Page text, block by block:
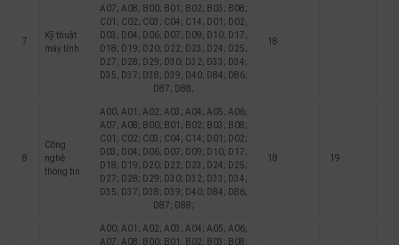
7
Kỹ thuật
máy tính
A07; A08; B00; B01; B02; B03; B08;
C01; C02; C03; C04; C14; D01; D02;
D03; D04; D06; D07; D09; D10; D17;
D18; D19; D20; D22; D23; D24; D25;
D27; D28; D29; D30; D32; D33; D34;
D35; D37; D38; D39; D40; D84; D86;
D87; D88;
18
8
Công
nghệ
thông tin
A00; A01; A02; A03; A04; A05; A06;
A07; A08; B00; B01; B02; B03; B08;
C01; C02; C03; C04; C14; D01; D02;
D03; D04; D06; D07; D09; D10; D17;
D18; D19; D20; D22; D23; D24; D25;
D27; D28; D29; D30; D32; D33; D34;
D35; D37; D38; D39; D40; D84; D86;
D87; D88;
18 19
A00; A01; A02; A03; A04; A05; A06;
A07; A08; B00; B01; B02; B03; B08;